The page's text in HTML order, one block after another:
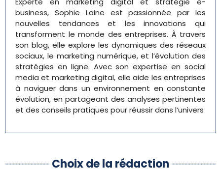
business, Sophie Laine est passionnée par les
nouvelles tendances et les innovations qui
transforment le monde des entreprises. À travers
son blog, elle explore les dynamiques des réseaux
sociaux, le marketing numérique, et l’évolution des
stratégies en ligne. Avec son expertise en social
media et marketing digital, elle aide les entreprises
à naviguer dans un environnement en constante
évolution, en partageant des analyses pertinentes
et des conseils pratiques pour réussir dans l’univers
Choix de la rédaction